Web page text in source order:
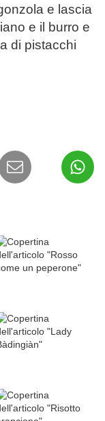
e lascia
e il burro e
di pistacchi